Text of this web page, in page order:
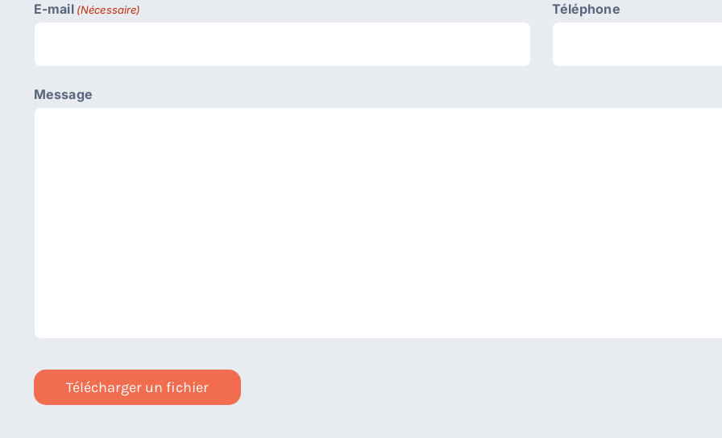
E-mail (Nécessaire) Téléphone
Message